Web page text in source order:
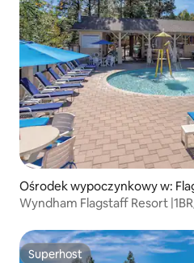
Ośrodek wypoczynkowy w:
Wyndham Flagstaff Resort
Superhost